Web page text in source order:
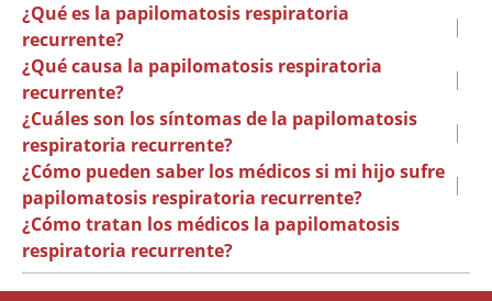
¿Qué es la papilomatosis respiratoria
recurrente?
|
¿Qué causa la papilomatosis respiratoria
recurrente?
|
¿Cuáles son los síntomas de la papilomatosis
respiratoria recurrente?
|
¿Cómo pueden saber los médicos si mi hijo sufre
papilomatosis respiratoria recurrente?
|
¿Cómo tratan los médicos la papilomatosis
respiratoria recurrente?